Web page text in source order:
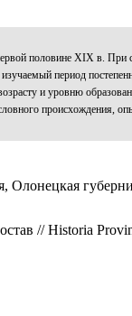
половине XIX в.
период
и уровню
происхождения,
Олонецкая
// Historia